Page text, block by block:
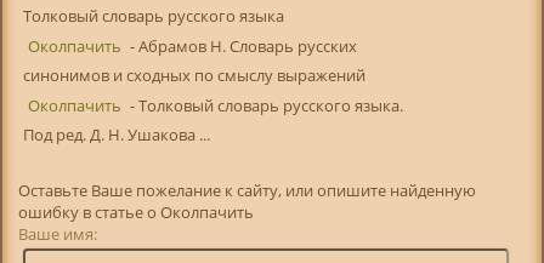
Толковый словарь русского языка
Околпачить - Абрамов Н. Словарь русских
синонимов и сходных по смыслу выражений
Околпачить - Толковый словарь русского языка.
Под ред. Д. Н. Ушакова ...
Оставьте Ваше пожелание к сайту, или опишите найденную
ошибку в статье о Околпачить
Ваше имя: